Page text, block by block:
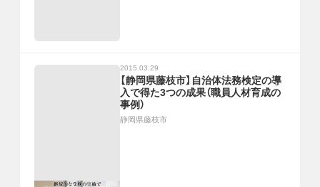
2015.03.29
【静岡県藤枝市】自治体法務検定の導
入で得た3つの成果（職員人材育成の
事例）
静岡県藤枝市